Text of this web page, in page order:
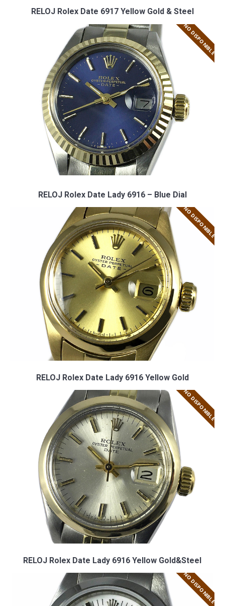
RELOJ Rolex Date 6917 Yellow Gold & Steel
NO DISPONIBLE
RELOJ Rolex Date Lady 6916 – Blue Dial
NO DISPONIBLE
RELOJ Rolex Date Lady 6916 Yellow Gold
NO DISPONIBLE
RELOJ Rolex Date Lady 6916 Yellow Gold&Steel
NO DISPONIBLE